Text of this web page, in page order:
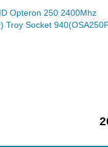
Opteron 250 2400Mhz
Troy Socket